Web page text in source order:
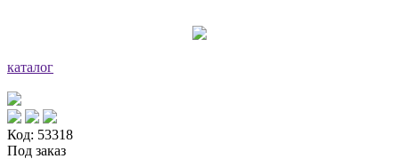
каталог
Код: 53318
Под заказ